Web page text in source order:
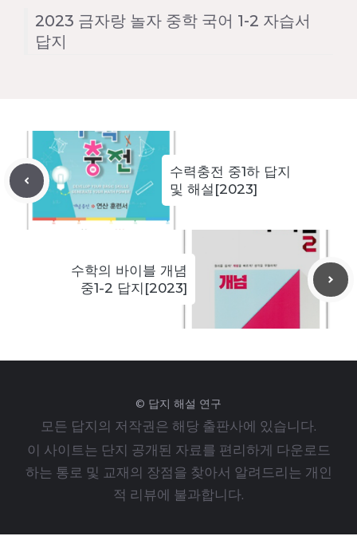
2023 금자랑 놀자 중학 국어 1-2 자습서
답지
수력충전 중1하 답지
및 해설[2023]
수학의 바이블 개념
중1-2 답지[2023]
© 답지 해설 연구
모든 답지의 저작권은 해당 출판사에 있습니다.
이 사이트는 단지 공개된 자료를 편리하게 다운로드
하는 통로 및 교재의 장점을 찾아서 알려드리는 개인
적 리뷰에 불과합니다.